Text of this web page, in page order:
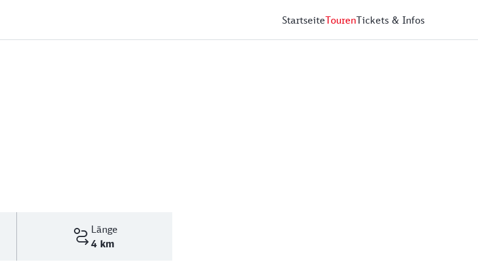
StartseiteTourenTickets & Infos
Länge
4 km